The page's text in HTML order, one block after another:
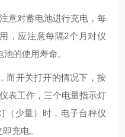
意对蓄电池进行充电，每
，应注意每隔2个月对仪
的使用寿命。
而开关打开的情况下，按
表工作，三个电量指示灯
（少量）时，电子台秤仪
充电。